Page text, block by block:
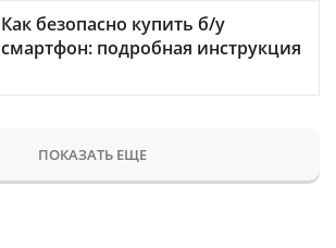
Как безопасно купить б/у
смартфон: подробная инструкция
ПОКАЗАТЬ ЕЩЕ